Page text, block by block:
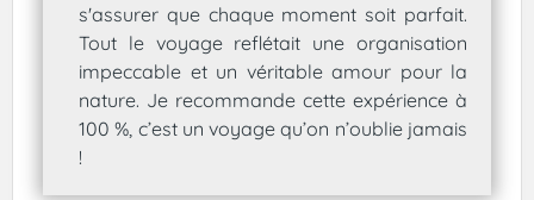
s'assurer que chaque moment soit parfait.
Tout le voyage reflétait une organisation
impeccable et un véritable amour pour la
nature. Je recommande cette expérience à
100 %, c’est un voyage qu’on n’oublie jamais
!